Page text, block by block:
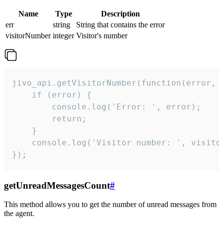
Name Type
Description
err
string
String that contains the error
visitorNumber integer Visitor's number
jivo_api.getVisitorNumber(function(error,
    if (error) {
        console.log('Error: ', error);
        return;
    }
console.log('Visitor number: ',
});
getUnreadMessagesCount#
This method allows you to get the number of unread messages from
the agent.